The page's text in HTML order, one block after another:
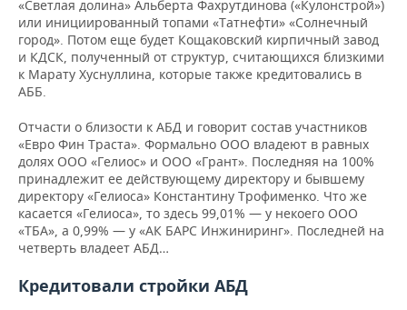
«Светлая долина» Альберта Фахрутдинова («Кулонстрой»)
или инициированный топами «Татнефти» «Солнечный
город». Потом еще будет Кощаковский кирпичный завод
и КДСК, полученный от структур, считающихся близкими
к Марату Хуснуллина, которые также кредитовались в
АББ.
Отчасти о близости к АБД и говорит состав участников
«Евро Фин Траста». Формально ООО владеют в равных
долях ООО «Гелиос» и ООО «Грант». Последняя на 100%
принадлежит ее действующему директору и бывшему
директору «Гелиоса» Константину Трофименко. Что же
касается «Гелиоса», то здесь 99,01% — у некоего ООО
«ТБА», а 0,99% — у «АК БАРС Инжиниринг». Последней на
четверть владеет АБД…
Кредитовали стройки АБД